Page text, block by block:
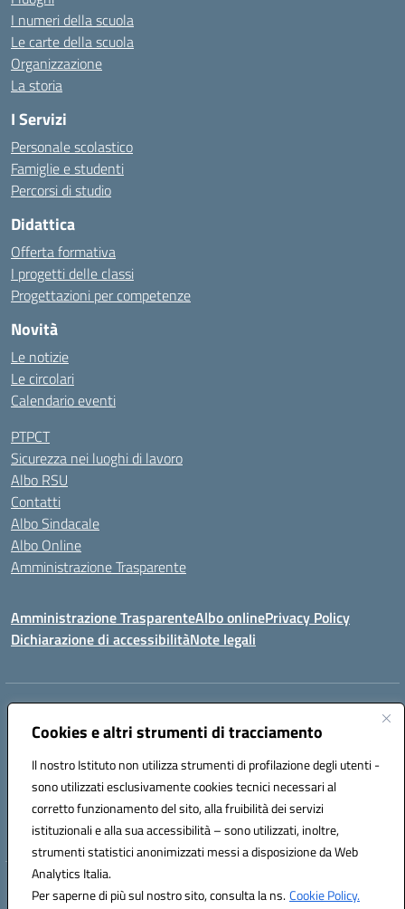
Cookies e altri strumenti di tracciamento
Il nostro Istituto non utilizza strumenti di profilazione degli utenti -
sono utilizzati esclusivamente cookies tecnici necessari al
corretto funzionamento del sito, alla fruibilità dei servizi
istituzionali e alla sua accessibilità – sono utilizzati, inoltre,
strumenti statistici anonimizzati messi a disposizione da Web
Analytics Italia.
Per saperne di più sul nostro sito, consulta la ns.Cookie Policy.
I numeri della scuola
Le carte della scuola
Organizzazione
La storia
I Servizi
Personale scolastico
Famiglie e studenti
Percorsi di studio
Didattica
Offerta formativa
I progetti delle classi
Progettazioni per competenze
Novità
Le notizie
Le circolari
Calendario eventi
PTPCT
Sicurezza nei luoghi di lavoro
Albo RSU
Contatti
Albo Sindacale
Albo Online
Amministrazione Trasparente
Amministrazione TrasparenteAlbo onlinePrivacy Policy
Dichiarazione di accessibilitàNote legali
Centralino:
Posta elettronica certificata (PEC):tpis02200a@pec.istruzione.it
Codice fiscale: 93066580817
Codice meccanografico:TPIS02200A
VIA CESARÒ, 36 - 91016 ERICE - CASA SANTA (TP)
Telefono: 0923569559
Hosting & Powered by 3D Solution S.r.l.